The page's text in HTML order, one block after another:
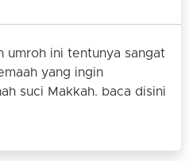
umroh ini tentunya sangat
yang ingin
suci Makkah. baca disini